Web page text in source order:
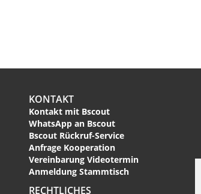
KONTAKT
Kontakt mit Bscout
WhatsApp an Bscout
Bscout Rückruf-Service
Anfrage Kooperation
Vereinbarung Videotermin
Anmeldung Stammtisch
RECHTLICHES